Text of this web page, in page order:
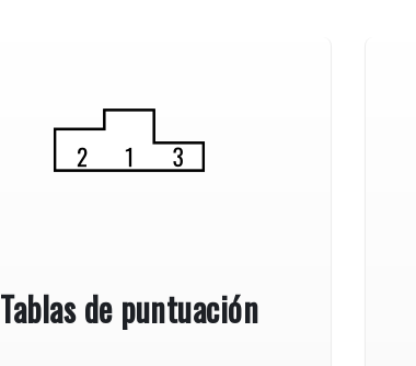
Tablas de puntuación